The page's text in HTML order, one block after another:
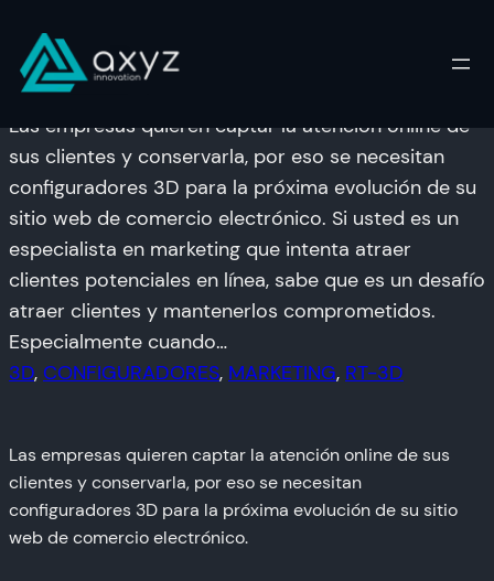
Skip
to
Configuradores 3D
Las empresas quieren captar la atención online de
sus clientes y conservarla, por eso se necesitan
configuradores 3D para la próxima evolución de su
sitio web de comercio electrónico. Si usted es un
especialista en marketing que intenta atraer
clientes potenciales en línea, sabe que es un desafío
atraer clientes y mantenerlos comprometidos.
Especialmente cuando…
3D, CONFIGURADORES, MARKETING, RT-3D
Las empresas quieren captar la atención online de sus
clientes y conservarla, por eso se necesitan
configuradores 3D para la próxima evolución de su sitio
web de comercio electrónico.